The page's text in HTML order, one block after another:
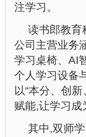
注学习。
读书郎教育
公司主营业务
学习桌椅、AI
个人学习设备
以“本分、创
赋能,让学习成
其中,双师